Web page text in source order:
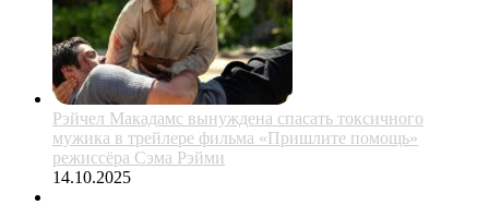
Рэйчел Макадамс вынуждена спасать токсичного
мужика в трейлере фильма «Пришлите помощь»
режиссёра Сэма Рэйми
14.10.2025